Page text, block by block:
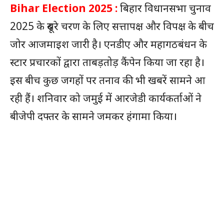
Bihar Election 2025 :बिहार विधानसभा चुनाव
2025 के दूसरे चरण के लिए सत्तापक्ष और विपक्ष के बीच
जोर आजमाइश जारी है। एनडीए और महागठबंधन के
स्टार प्रचारकों द्वारा ताबड़तोड़ कैंपेन किया जा रहा है।
इस बीच कुछ जगहों पर तनाव की भी खबरें सामने आ
रही हैं। शनिवार को जमुई में आरजेडी कार्यकर्ताओं ने
बीजेपी दफ्तर के सामने जमकर हंगामा किया।